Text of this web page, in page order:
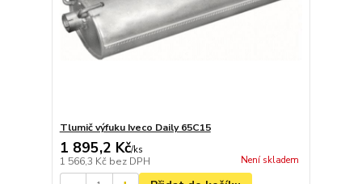
Tlumič výfuku Iveco Daily 65C15
1 895,2 Kč/ks
1 566,3 Kč bez DPH Není skladem